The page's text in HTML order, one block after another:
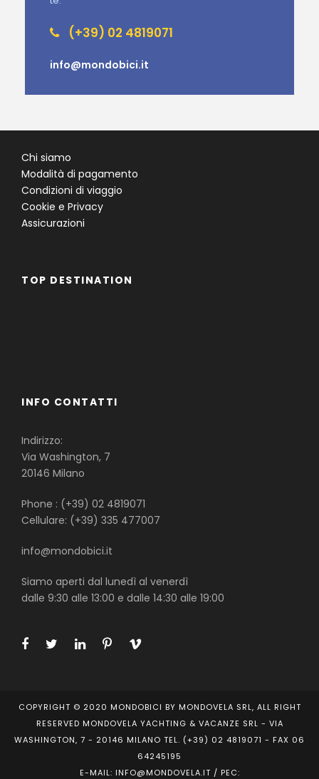
(+39) 02 4819071
info@mondobici.it
Chi siamo
Modalità di pagamento
Condizioni di viaggio
Cookie e Privacy
Assicurazioni
TOP DESTINATION
INFO CONTATTI
Indirizzo:
Via Washington, 7
20146 Milano
Phone : (+39) 02 4819071
Cellulare: (+39) 335 477007
info@mondobici.it
Siamo aperti dal lunedì al venerdì
dalle 9:30 alle 13:00 e dalle 14:30 alle 19:00
COPYRIGHT © 2020 MONDOBICI BY MONDOVELA SRL, ALL RIGHT
RESERVED MONDOVELA YACHTING & VACANZE SRL - VIA
WASHINGTON, 7 - 20146 MILANO TEL. (+39) 02 4819071 - FAX 06
64245195
E-MAIL: INFO@MONDOVELA.IT / PEC: